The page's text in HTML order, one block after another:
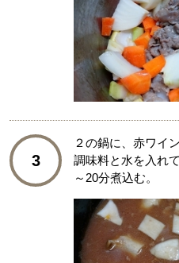
3
２の鍋に、赤ワイ
調味料と水を入れ
～20分煮込む。